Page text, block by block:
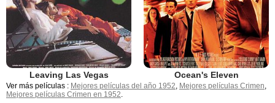
Leaving Las Vegas Ocean's Eleven
Ver más películas : Mejores películas del año 1952, Mejores películas Crimen,
Mejores películas Crimen en 1952.